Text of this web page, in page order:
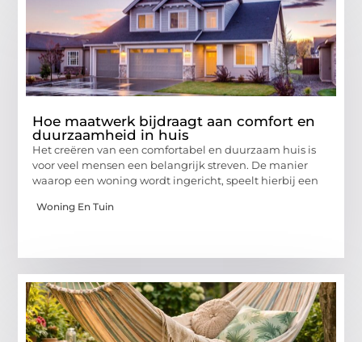
Hoe maatwerk bijdraagt aan comfort en
duurzaamheid in huis
Het creëren van een comfortabel en duurzaam huis is
voor veel mensen een belangrijk streven. De manier
waarop een woning wordt ingericht, speelt hierbij een
Woning En Tuin